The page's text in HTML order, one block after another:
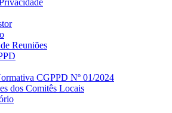
Reuniões
CGPPD Nº 01/2024
dos Comitês Locais